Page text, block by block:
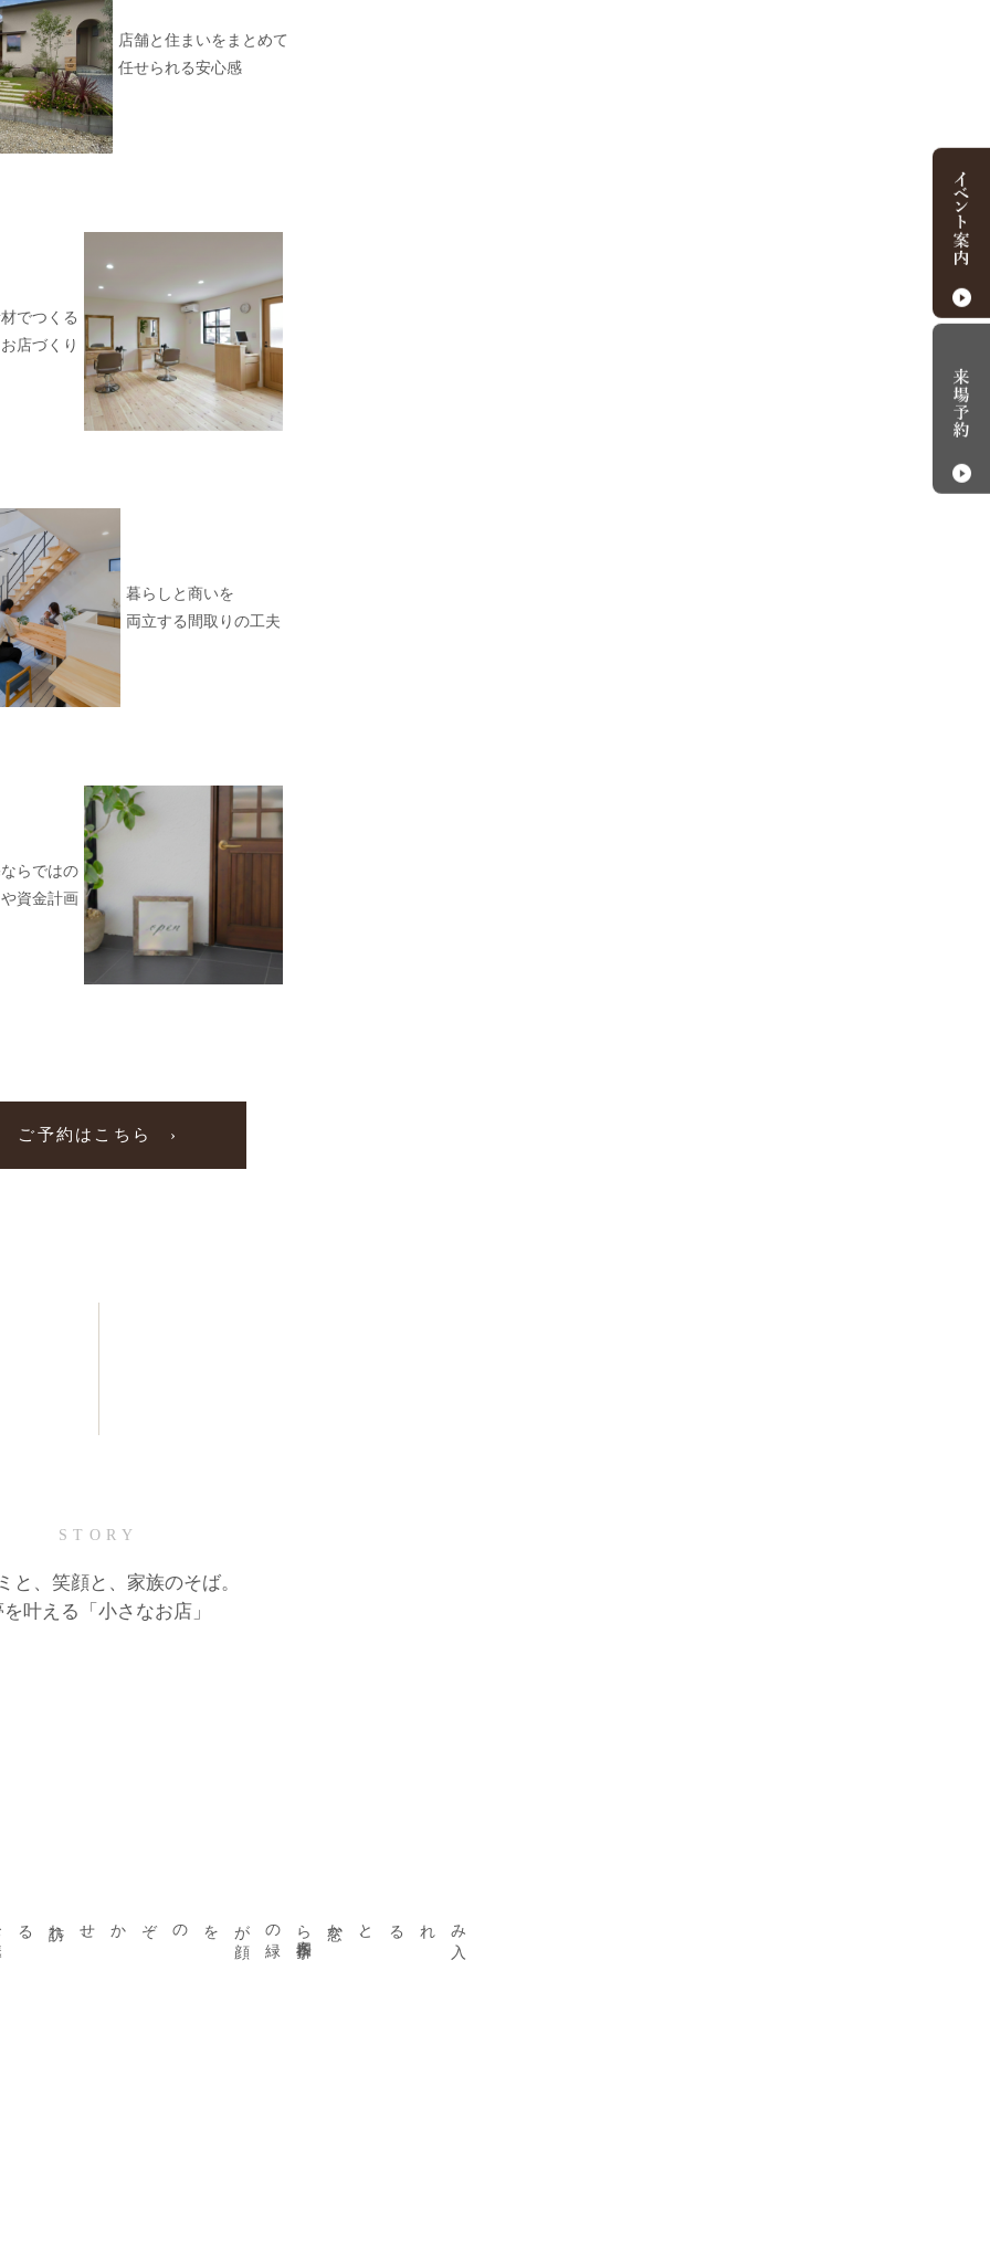
店舗と住まいをまとめて
任せられる安心感
でつくる
店づくり
暮らしと商いを
両立する間取りの工夫
らではの
資金計画
ご予約はこちら ›
STORY
と、笑顔と、家族のそば。
を叶える「小さなお店」
、
窓から四季折々の緑が顔をのぞかせ
、
訪れるお客様をやさしく迎える